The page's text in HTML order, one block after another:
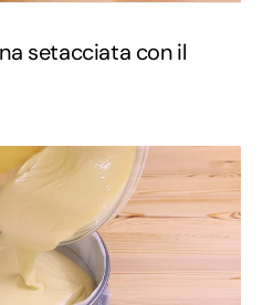
setacciata con il